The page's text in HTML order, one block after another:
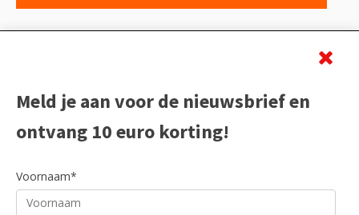
Meld je aan voor de nieuwsbrief en
ontvang 10 euro korting!
Voornaam*